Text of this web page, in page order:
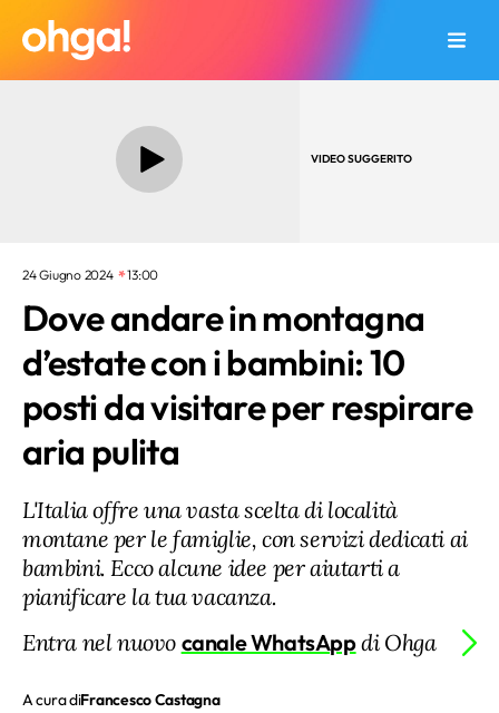
VIDEO SUGGERITO
24 Giugno 2024 13:00
Dove andare in montagna
d’estate con i bambini: 10
posti da visitare per respirare
aria pulita
L'Italia offre una vasta scelta di località
montane per le famiglie, con servizi dedicati ai
bambini. Ecco alcune idee per aiutarti a
pianificare la tua vacanza.
Entra nel nuovo canale WhatsAppdi Ohga
A cura diFrancesco Castagna